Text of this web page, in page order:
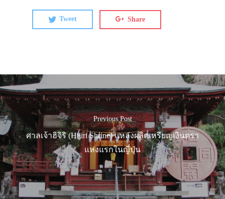
Tweet Share
Previous Post
ศาลเจ้าฮิจิริ (Hijiri Shrine) แหล่งผลิตเหรียญเงินตรา
แห่งแรกในญี่ปุ่น